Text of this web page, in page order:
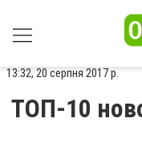
13:32, 20 серпня 2017 р.
ТОП-10